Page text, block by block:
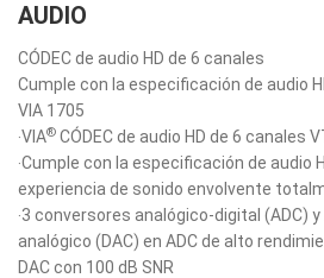
AUDIO
CÓDEC de audio HD de 6 canales
Cumple con la especificación de audio
VIA 1705
‧VIA® CÓDEC de audio HD de 6 canales
‧Cumple con la especificación de audio
experiencia de sonido envolvente
‧3 conversores analógico-digital (ADC)
analógico (DAC) en ADC de alto
DAC con 100 dB SNR